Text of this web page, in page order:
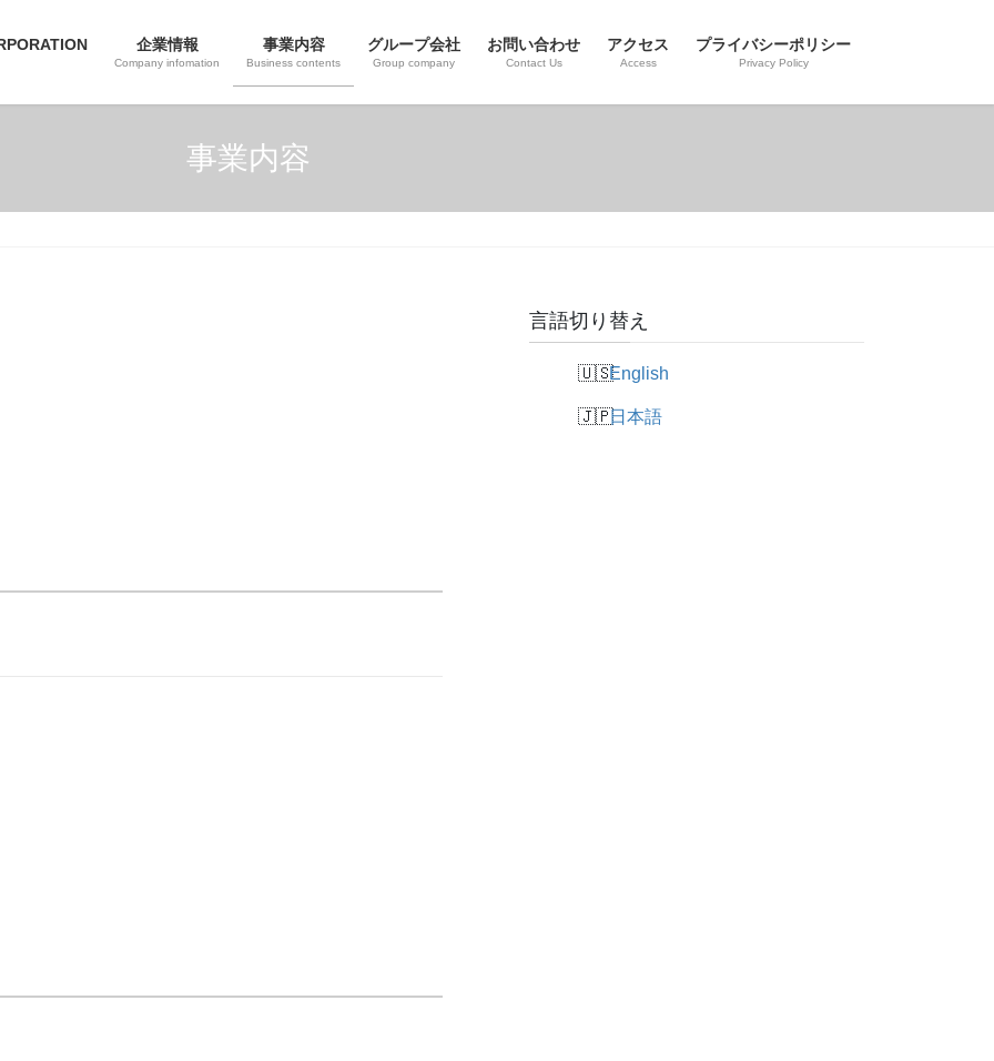
企業情報
Company infomation
事業内容
Business contents
グループ会社
Group company
お問い合わせ
Contact Us
アクセス
Access
プライバシーポリシー
Privacy Policy
事業内容
言語切り替え
English
日本語